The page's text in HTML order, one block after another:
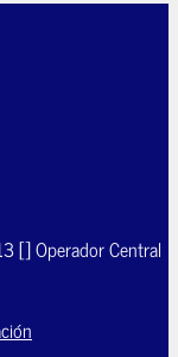
[] Operador Central